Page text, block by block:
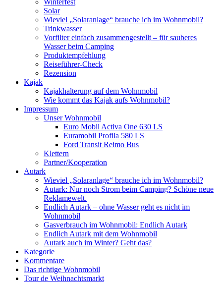
Solar
Wieviel „Solaranlage“ brauche ich im Wohnmobil?
Trinkwasser
Vorfilter einfach zusammengestellt – für sauberes
Wasser beim Camping
Produktempfehlung
Reiseführer-Check
Rezension
Kajak
Kajakhalterung auf dem Wohnmobil
Wie kommt das Kajak aufs Wohnmobil?
Impressum
Unser Wohnmobil
Euro Mobil Activa One 630 LS
Euramobil Profila 580 LS
Ford Transit Reimo Bus
Klettern
Partner/Kooperation
Autark
Wieviel „Solaranlage“ brauche ich im Wohnmobil?
Autark: Nur noch Strom beim Camping? Schöne neue
Reklamewelt.
Endlich Autark – ohne Wasser geht es nicht im
Wohnmobil
Gasverbrauch im Wohnmobil: Endlich Autark
Endlich Autark mit dem Wohnmobil
Autark auch im Winter? Geht das?
Kategorie
Kommentare
Das richtige Wohnmobil
Tour de Weihnachtsmarkt